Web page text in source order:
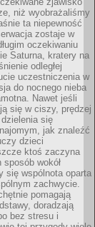
niż wyobrażaliśmy
ta niepewność
zostaje w
oczekiwaniu
Saturna, kratery na
odległej
uczestniczenia w
do nocnego nieba
Nawet jeśli
się w ciszy, prędzej
się
jak znaleźć
dzieci
ktoś zaczyna
wokół
się wspólnota oparta
zachwycie.
pomagają
doradzają
bez stresu i